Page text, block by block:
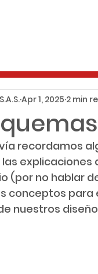
Apr 1, 2025 2 min
recordamos
(por no hablar
conceptos para
nuestros